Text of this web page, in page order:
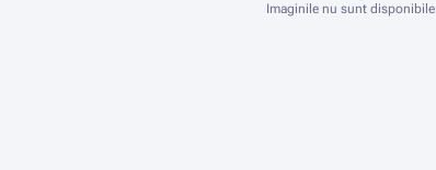
Imaginile nu sunt disponibile